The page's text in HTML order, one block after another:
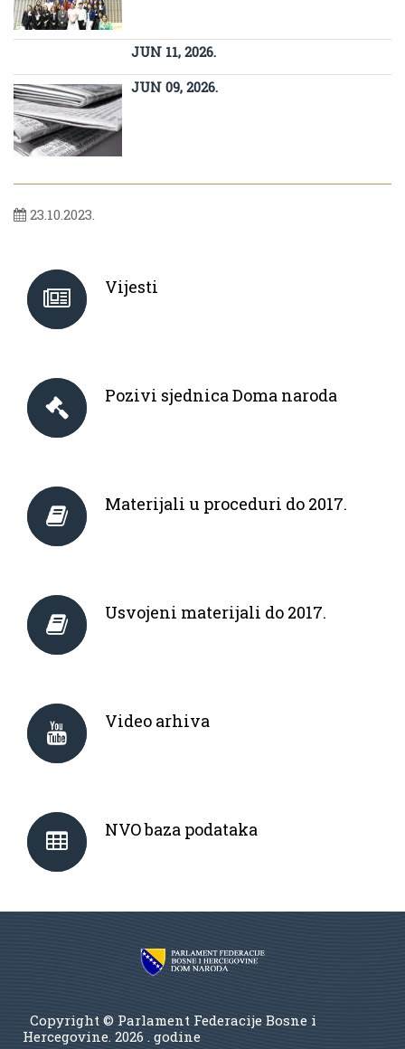
JUN 11, 2026.
JUN 09, 2026.
23.10.2023.
Vijesti
Pozivi sjednica Doma naroda
Materijali u proceduri do 2017.
Usvojeni materijali do 2017.
Video arhiva
NVO baza podataka
Copyright © Parlament Federacije Bosne i
Hercegovine. 2026 . godine